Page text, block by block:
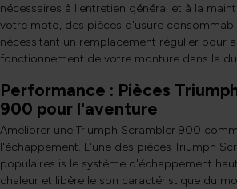
nécessaires à l'entretien général et à la
votre moto, des pièces d'usure
nécessitant un remplacement régulier pour
fonctionnement de votre monture dans la
Performance : Pièces
900 pour l'aventure
Améliorer une Triumph Scrambler 900
l'échappement. L'une des pièces Triumph
populaires is le système d'échappement
chaleur et libère le son caractéristique du